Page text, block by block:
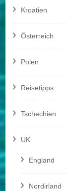
Kroatien
Österreich
Polen
Reisetipps
Tschechien
UK
England
Nordirland